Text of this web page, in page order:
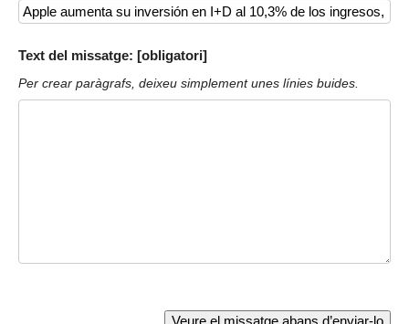
Text del missatge: [obligatori]
Per crear paràgrafs, deixeu simplement unes línies buides.